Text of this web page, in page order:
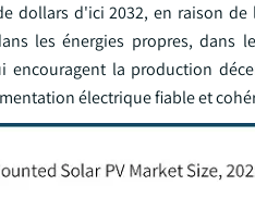
dollars d'ici 2032, en raison
les énergies propres,
encouragent la production
électrique fiable et